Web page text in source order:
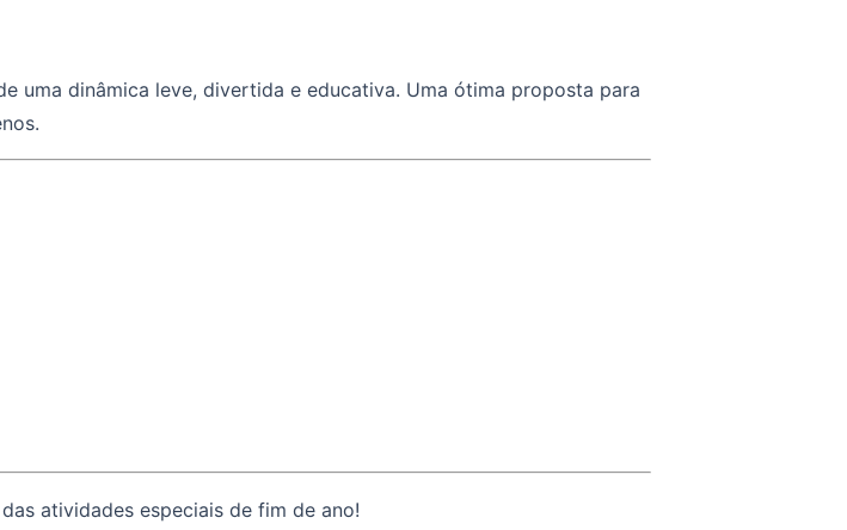
uma dinâmica leve, divertida e educativa. Uma ótima proposta para
atividades especiais de fim de ano!